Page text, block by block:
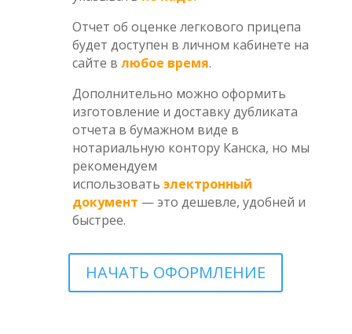
Отчет об оценке легкового прицепа
будет доступен в личном кабинете на
сайте в любое время.
Дополнительно можно оформить
изготовление и доставку дубликата
отчета в бумажном виде в
нотариальную контору Канска, но мы
рекомендуем
использовать электронный
документ — это дешевле, удобней и
быстрее.
НАЧАТЬ ОФОРМЛЕНИЕ